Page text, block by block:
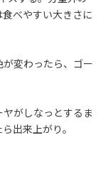
べやすい大きさに
変わったら、ゴー
がしなっとするま
出来上がり。